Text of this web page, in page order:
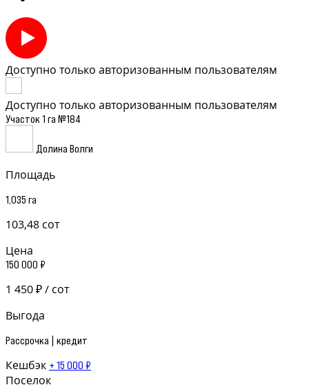
Доступно только авторизованным пользователям
Доступно только авторизованным пользователям
Участок 1 га №184
Долина Волги
Площадь
1,035 га
103,48 сот
Цена
150 000 ₽
1 450 ₽ / сот
Выгода
Рассрочка | кредит
Кешбэк + 15 000 ₽
Поселок